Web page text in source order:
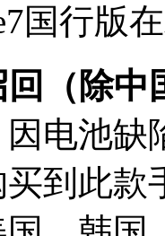
国行版
（除中
电池缺
到此款